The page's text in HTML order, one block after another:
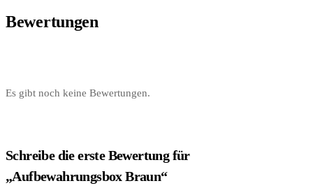
Bewertungen
Es gibt noch keine Bewertungen.
Schreibe die erste Bewertung für
„Aufbewahrungsbox Braun“